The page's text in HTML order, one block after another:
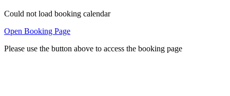
Could not load booking calendar
Open Booking Page
Please use the button above to access the booking page